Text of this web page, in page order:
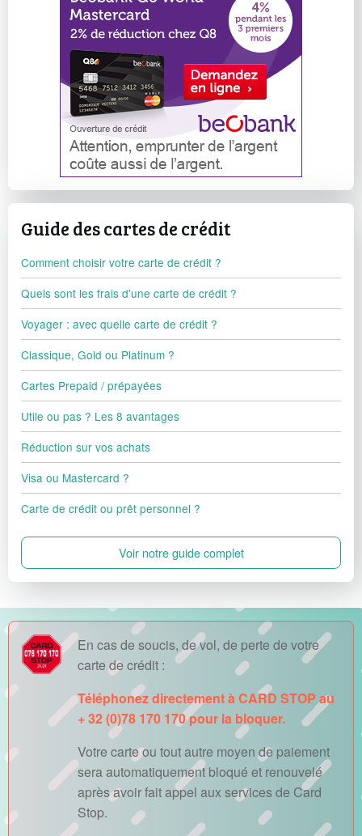
Guide des cartes de crédit
Comment choisir votre carte de crédit ?
Quels sont les frais d'une carte de crédit ?
Voyager : avec quelle carte de crédit ?
Classique, Gold ou Platinum ?
Cartes Prepaid / prépayées
Utile ou pas ? Les 8 avantages
Réduction sur vos achats
Visa ou Mastercard ?
Carte de crédit ou prêt personnel ?
Voir notre guide complet
En cas de soucis, de vol, de perte de votre
carte de crédit :
Téléphonez directement à CARD STOP au
+ 32 (0)78 170 170 pour la bloquer.
Votre carte ou tout autre moyen de paiement
sera automatiquement bloqué et renouvelé
après avoir fait appel aux services de Card
Stop.